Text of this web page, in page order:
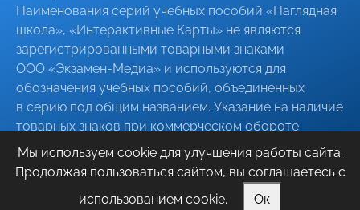
Мы используем cookie для улучшения работы сайта.
Продолжая пользоваться сайтом, вы соглашаетесь с
использованием cookie.
Ок
Наименования серий учебных пособий «Наглядная
школа», «Интерактивные Карты» не являются
зарегистрированными товарными знаками
ООО «Экзамен-Медиа» и используются для
обозначения учебных пособий, объединенных
в серию под общим названием. Указание на наличие
товарных знаков при коммерческом обороте
указанных серий пособий, в том числе при
поставках для государственных нужд, является
предоставлением недостоверных сведений
о качественных характеристиках товара.